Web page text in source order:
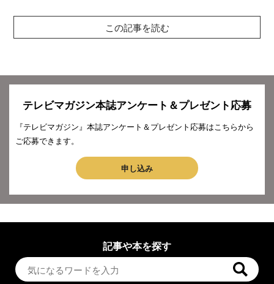
この記事を読む
テレビマガジン本誌アンケート＆プレゼント応募
『テレビマガジン』本誌アンケート＆プレゼント応募はこちらから
ご応募できます。
申し込み
記事や本を探す